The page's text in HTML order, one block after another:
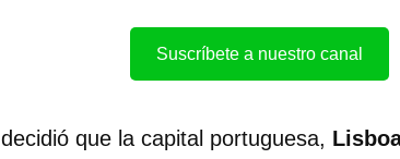
Suscríbete a nuestro canal
decidió que la capital portuguesa,